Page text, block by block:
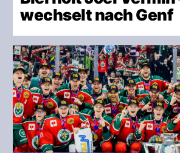
wechselt nach Genf